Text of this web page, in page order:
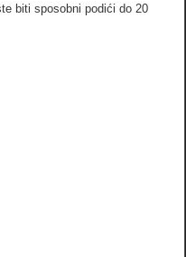
biti sposobni podići do 20